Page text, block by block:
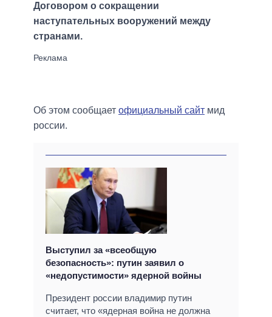
Договором о сокращении
наступательных вооружений между
странами.
Об этом сообщает официальный сайт мид
россии.
Выступил за «всеобщую
безопасность»: путин заявил о
«недопустимости» ядерной войны
Президент россии владимир путин
считает, что «ядерная война не должна